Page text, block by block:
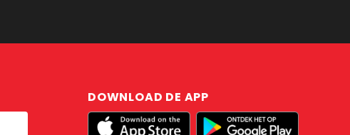
DOWNLOAD DE APP